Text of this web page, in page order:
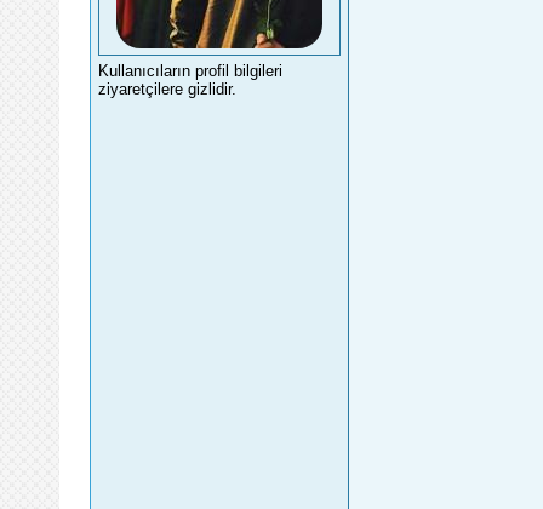
Kullanıcıların profil bilgileri
ziyaretçilere gizlidir.